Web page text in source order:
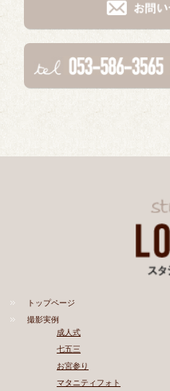
トップページ
撮影実例
成人式
七五三
お宮参り
マタニティフォト